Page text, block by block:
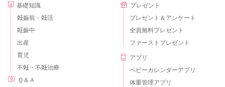
基礎知識
妊娠前・妊活
妊娠中
出産
育児
不妊・不妊治療
Ｑ＆Ａ
プレゼント
プレゼント＆アンケート
全員無料プレゼント
ファーストプレゼント
アプリ
ベビーカレンダーアプリ
体重管理アプリ